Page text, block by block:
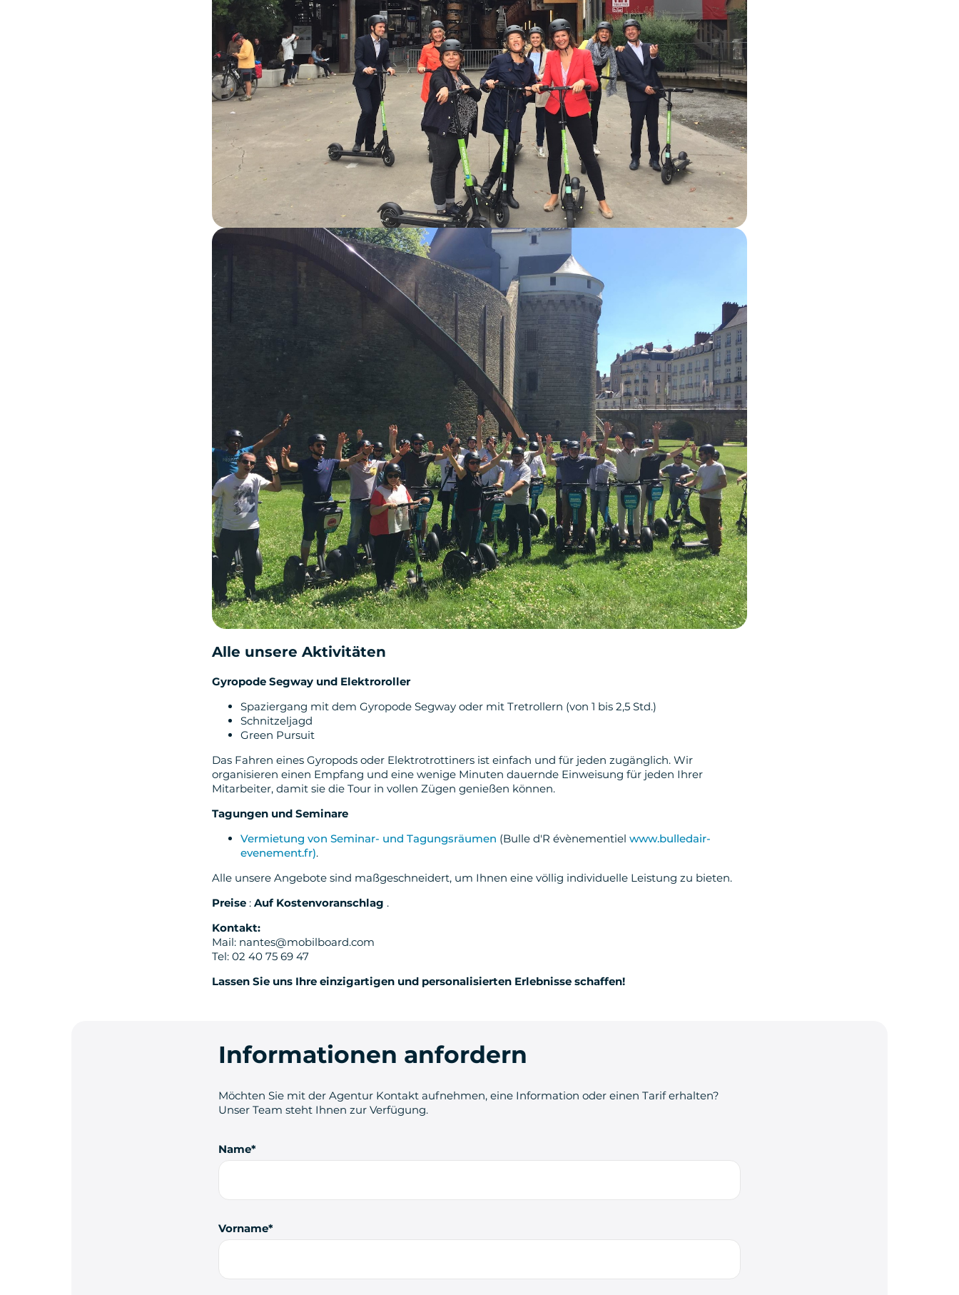
Alle unsere Aktivitäten
Gyropode Segway und Elektroroller
Spaziergang mit dem Gyropode Segway oder mit Tretrollern (von 1 bis 2,5 Std.)
Schnitzeljagd
Green Pursuit
Das Fahren eines Gyropods oder Elektrotrottiners ist einfach und für jeden zugänglich. Wir
organisieren einen Empfang und eine wenige Minuten dauernde Einweisung für jeden Ihrer
Mitarbeiter, damit sie die Tour in vollen Zügen genießen können.
Tagungen und Seminare
Vermietung von Seminar- und Tagungsräumen (Bulle d'R évènementiel www.bulledair-
evenement.fr).
Alle unsere Angebote sind maßgeschneidert, um Ihnen eine völlig individuelle Leistung zu bieten.
Preise : Auf Kostenvoranschlag .
Kontakt:
Mail: nantes@mobilboard.com
Tel: 02 40 75 69 47
Lassen Sie uns Ihre einzigartigen und personalisierten Erlebnisse schaffen!
Informationen anfordern
Möchten Sie mit der Agentur Kontakt aufnehmen, eine Information oder einen Tarif erhalten?
Unser Team steht Ihnen zur Verfügung.
Name
Vorname